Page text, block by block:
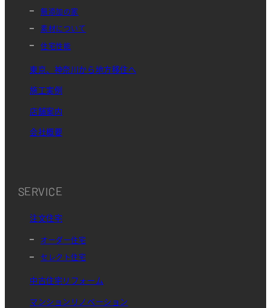
無添加の家
素材について
住宅性能
東京、神奈川から地方移住へ
施工実例
店舗案内
会社概要
SERVICE
注文住宅
オーダー住宅
セレクト住宅
中古住宅リフォーム
マンションリノベーション